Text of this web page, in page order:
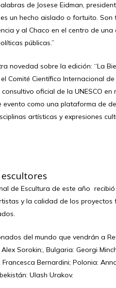
de Josese Eidman,
un hecho aislado o fortuito.
y al Chaco en el centro de
públicas.”
novedad sobre la edición: “La
el Comité Científico Internacional
consultivo oficial de la UNESCO
evento como una plataforma de
artísticas y expresiones
de Escultura de este año
y la calidad de los proyectos
del mundo que vendrán a
Sorokin;, Bulgaria: Georgi
Bernardini; Polonia:
Ulash Urakov.